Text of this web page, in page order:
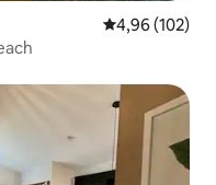
Gemiddelde
4,96 (102)